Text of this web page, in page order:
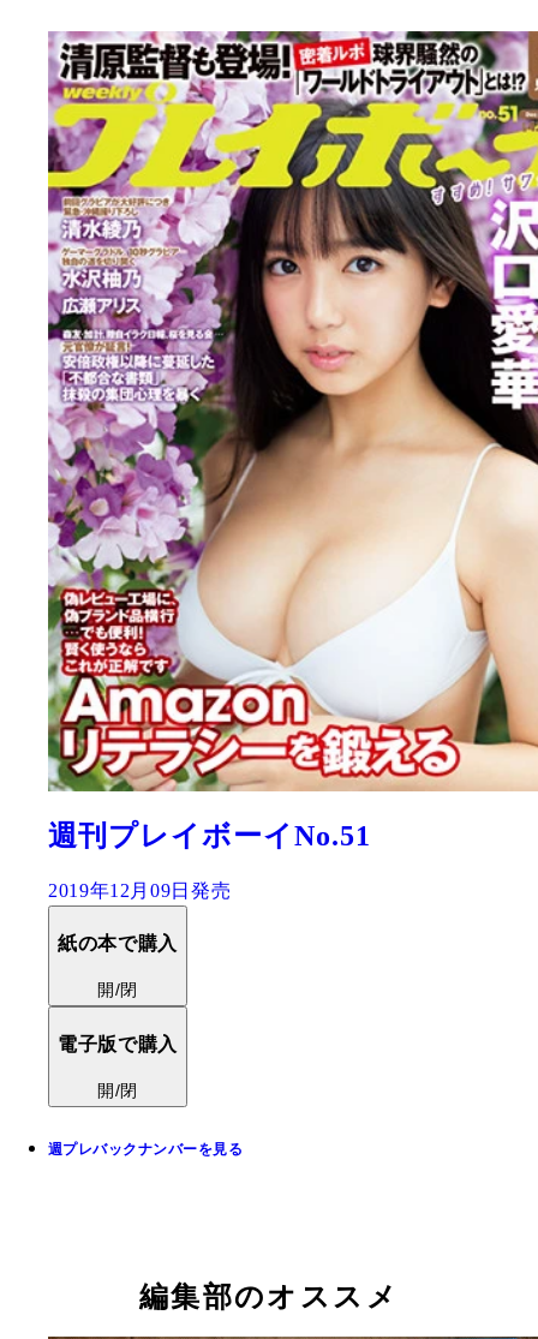
週刊プレイボーイNo.51
2019年12月09日発売
紙の本で購入
開/閉
電子版で購入
開/閉
週プレバックナンバーを見る
編集部のオススメ